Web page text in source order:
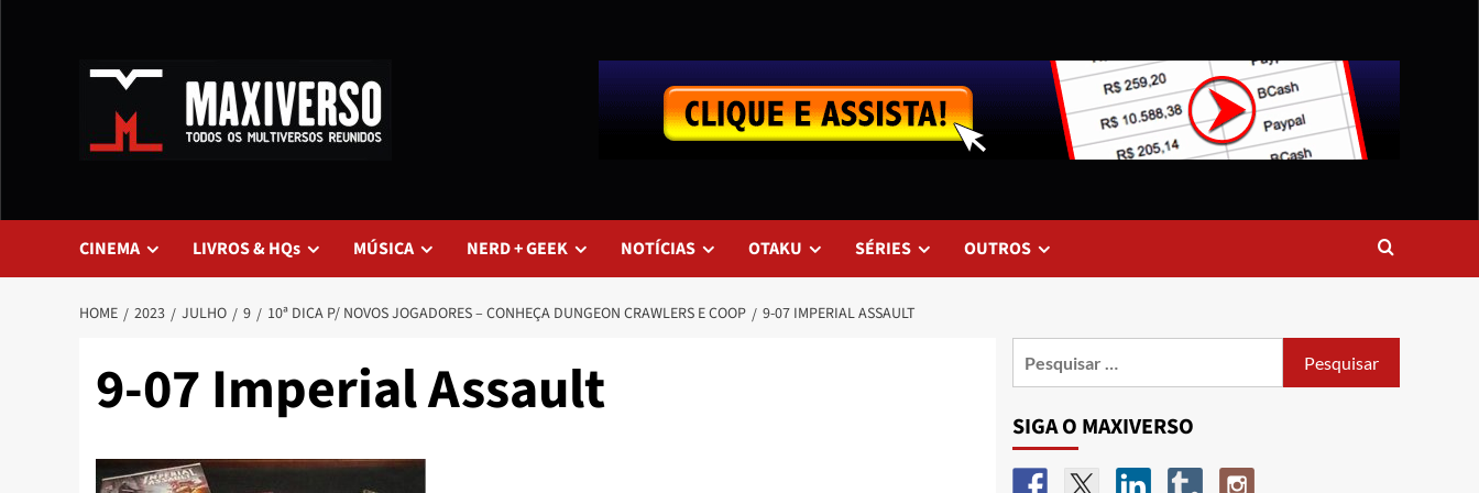
CINEMA LIVROS & HQs MÚSICA NERD + GEEK NOTÍCIAS OTAKU SÉRIES OUTROS
HOME 2023 JULHO 9 10ª DICA P/ NOVOS JOGADORES – CONHEÇA DUNGEON CRAWLERS E COOP 9-07 IMPERIAL ASSAULT
9-07 Imperial Assault SIGA O MAXIVERSO